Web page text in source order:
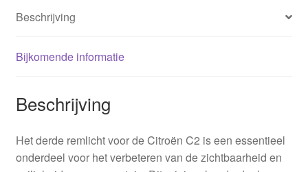
Beschrijving
Bijkomende informatie
Beschrijving
Het derde remlicht voor de Citroën C2 is een essentieel
onderdeel voor het verbeteren van de zichtbaarheid en